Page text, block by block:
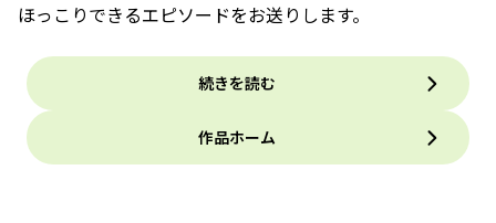
ほっこりできるエピソードをお送りします。
続きを読む
作品ホーム